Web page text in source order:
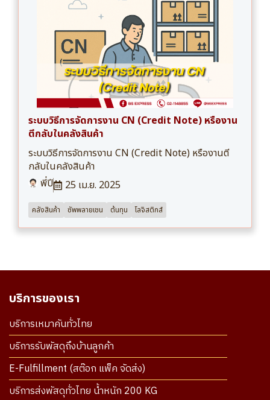
ระบบวิธีการจัดการงาน CN (Credit Note) หรืองาน
ตีกลับในคลังสินค้า
ระบบวิธีการจัดการงาน CN (Credit Note) หรืองานตี
กลับในคลังสินค้า
พี่ปี
25 เม.ย. 2025
คลังสินค้า ซัพพลายเชน ต้นทุน โลจิสติกส์
บริการของเรา
บริการเหมาคันทั่วไทย
บริการรับพัสดุถึงบ้านลูกค้า
E-Fulfillment (สต๊อก แพ็ค จัดส่ง)
บริการส่งพัสดุทั่วไทย น้ำหนัก 200 KG